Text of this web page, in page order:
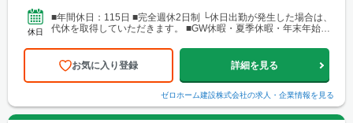
休日
■年間休日：115日 ■完全週休2日制 └休日出勤が発生した場合は、
代休を取得していただきます。 ■GW休暇・夏季休暇・年末年始休
お気に入り登録 詳細を見る
ゼロホーム建設株式会社の求人・企業情報を見る